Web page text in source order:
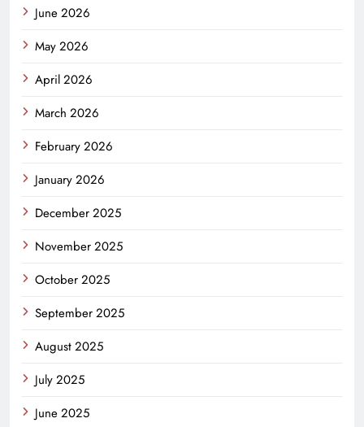
June 2026
May 2026
April 2026
March 2026
February 2026
January 2026
December 2025
November 2025
October 2025
September 2025
August 2025
July 2025
June 2025